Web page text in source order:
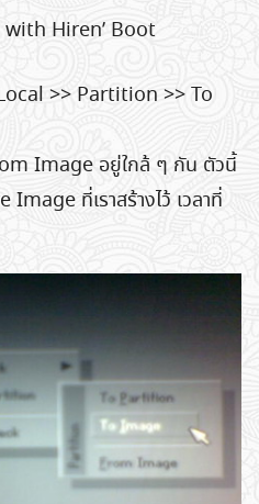
Hiren’ Boot
>> Partition >> To
Image อยู่ใกล้ ๆ กัน ตัวนี้
Image ที่เราสร้างไว้ เวลาที่